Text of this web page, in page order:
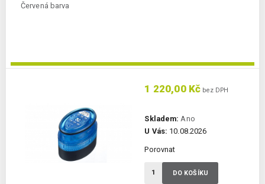
Červená barva
1 220,00 Kč bez DPH
Skladem: Ano
U Vás: 10.08.2026
Porovnat
DO KOŠÍKU